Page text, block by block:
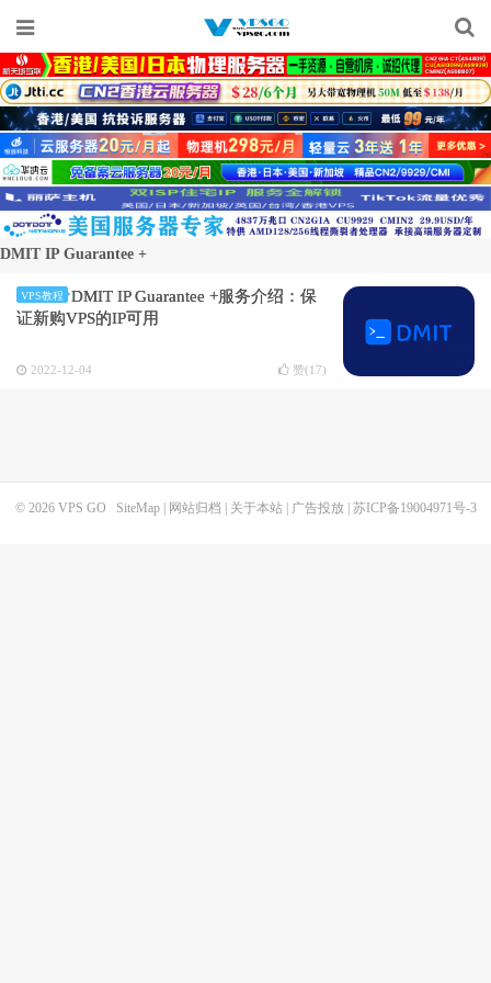
DMIT IP Guarantee +
VPS教程
DMIT IP Guarantee +服务介绍：保
证新购VPS的IP可用
2022-12-04 赞(17)
© 2026 VPS GO SiteMap| 网站归档 | 关于本站| 广告投放| 苏ICP备19004971号-3